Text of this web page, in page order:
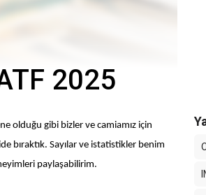
2025
olduğu gibi bizler ve camiamız için
bıraktık. Sayılar ve istatistikler benim
paylaşabilirim.